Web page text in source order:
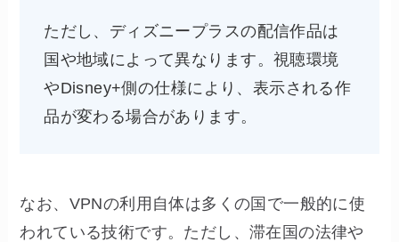
ただし、ディズニープラスの配信作品は
国や地域によって異なります。視聴環境
やDisney+側の仕様により、表示される作
品が変わる場合があります。
なお、VPNの利用自体は多くの国で一般的に使
われている技術です。ただし、滞在国の法律や